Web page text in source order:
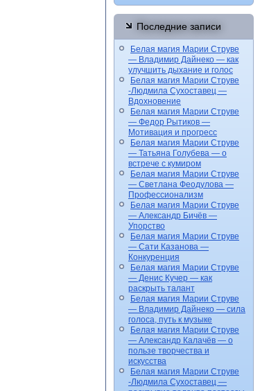
Последние записи
Белая магия Марии Струве
— Владимир Дайнеко — как
улучшить дыхание и голос
Белая магия Марии Струве
-Людмила Сухоставец —
Вдохновение
Белая магия Марии Струве
— Федор Рытиков —
Мотивация и прогресс
Белая магия Марии Струве
— Татьяна Голубева — о
встрече с кумиром
Белая магия Марии Струве
— Светлана Феодулова —
Профессионализм
Белая магия Марии Струве
— Александр Бичёв —
Упорство
Белая магия Марии Струве
— Сати Казанова —
Конкуренция
Белая магия Марии Струве
— Денис Кучер — как
раскрыть талант
Белая магия Марии Струве
— Владимир Дайнеко — сила
голоса, путь к музыке
Белая магия Марии Струве
— Александр Калачёв — о
пользе творчества и
искусства
Белая магия Марии Струве
-Людмила Сухоставец —